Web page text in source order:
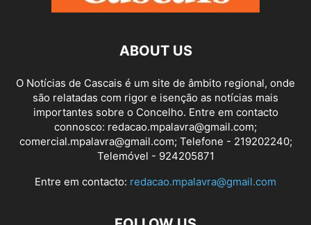
ABOUT US
O Notícias de Cascais é um site de âmbito regional, onde
são relatadas com rigor e isenção as notícias mais
importantes sobre o Concelho. Entre em contacto
connosco: redacao.mpalavra@gmail.com;
comercial.mpalavra@gmail.com; Telefone - 219202240;
Telemóvel - 924205871
Entre em contacto: redacao.mpalavra@gmail.com